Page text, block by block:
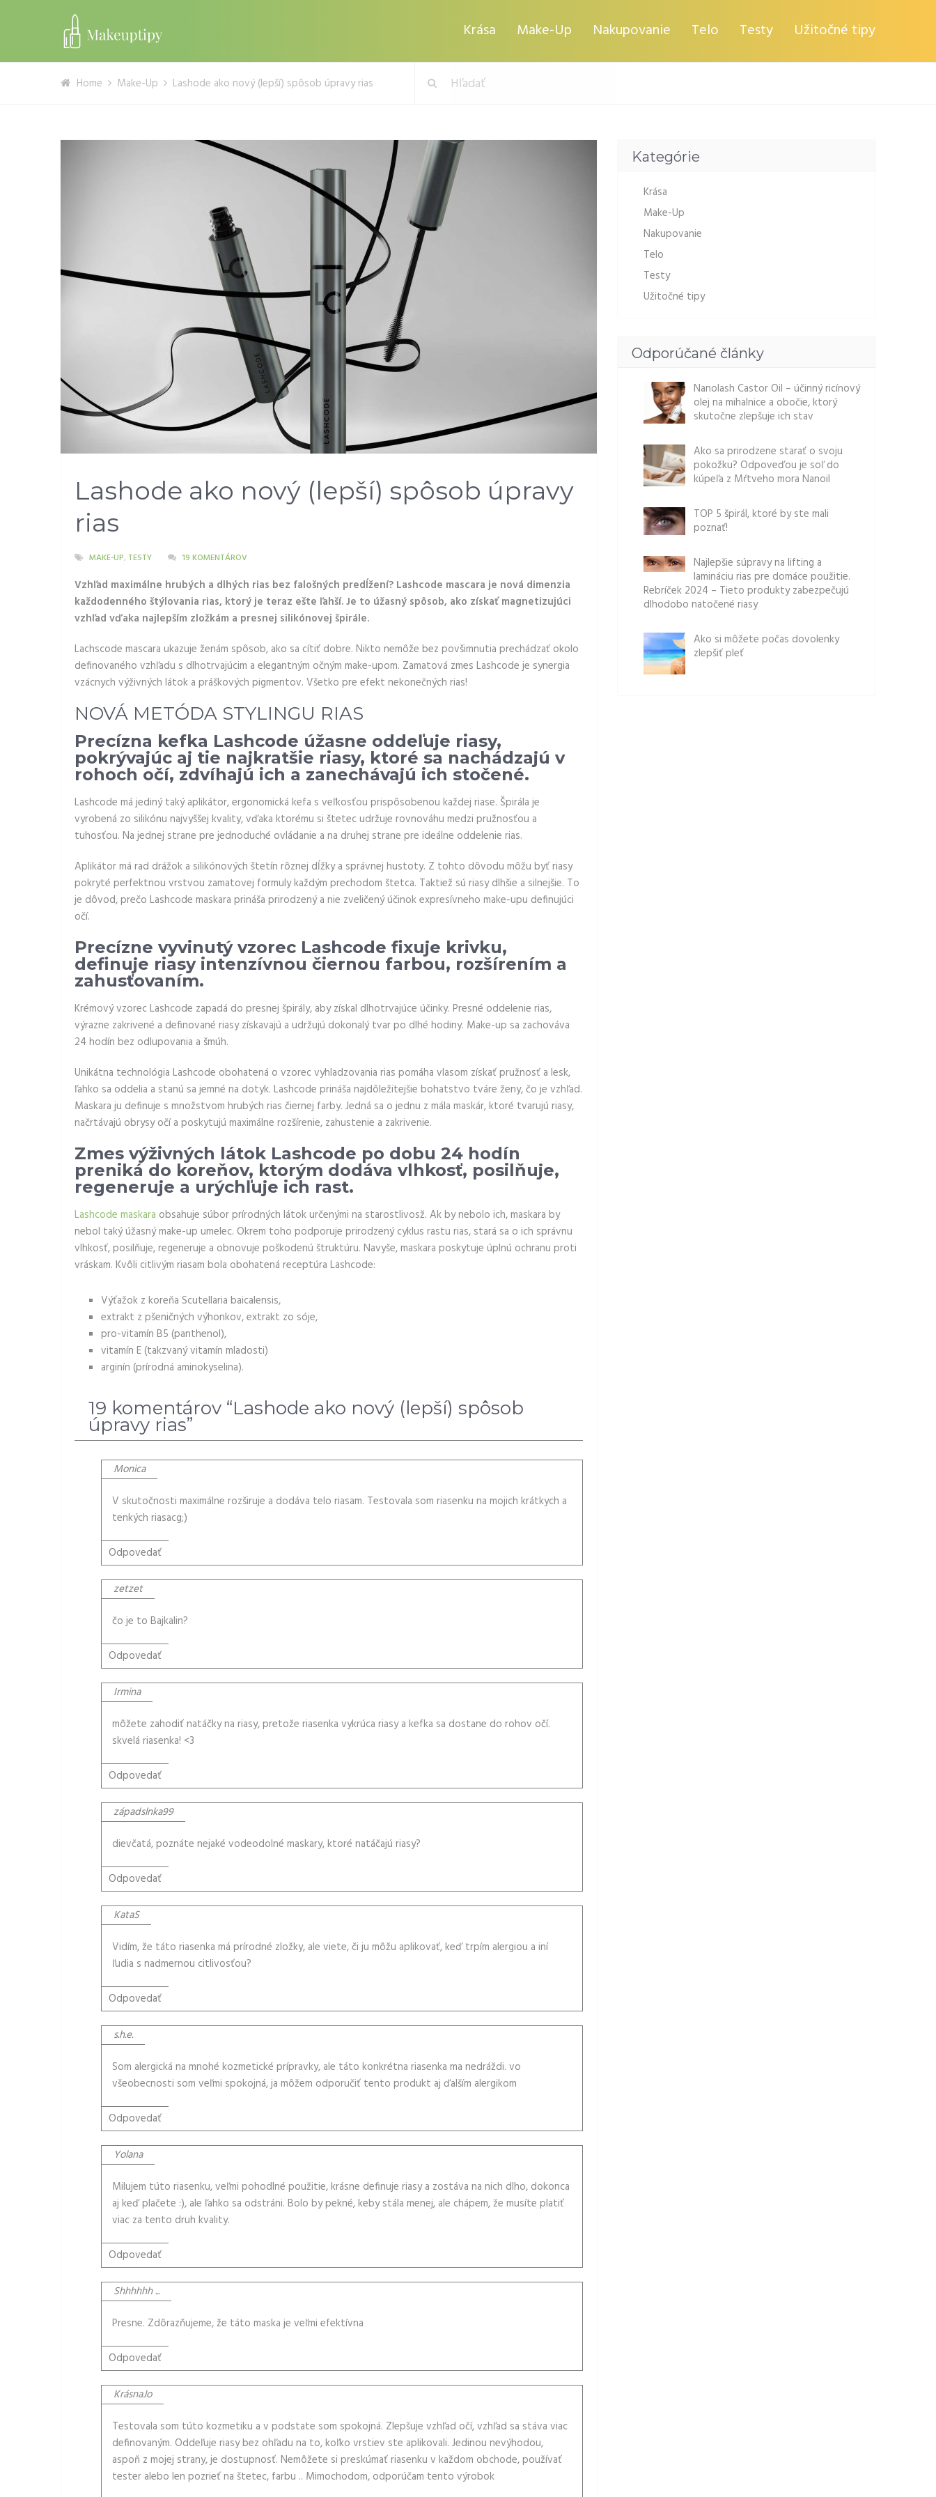
Krása Make-Up Nakupovanie Telo Testy Užitočné tipy
Home Make-Up Lashode ako nový (lepší) spôsob úpravy rias
Lashode ako nový (lepší) spôsob úpravy
rias
MAKE-UP, TESTY 19 KOMENTÁROV
Vzhľad maximálne hrubých a dlhých rias bez falošných predĺžení? Lashcode mascara je nová dimenzia
každodenného štýlovania rias, ktorý je teraz ešte ľahší. Je to úžasný spôsob, ako získať magnetizujúci
vzhľad vďaka najlepším zložkám a presnej silikónovej špirále.
Lachscode mascara ukazuje ženám spôsob, ako sa cítiť dobre. Nikto nemôže bez povšimnutia prechádzať okolo
definovaného vzhľadu s dlhotrvajúcim a elegantným očným make-upom. Zamatová zmes Lashcode je synergia
vzácnych výživných látok a práškových pigmentov. Všetko pre efekt nekonečných rias!
NOVÁ METÓDA STYLINGU RIAS
Precízna kefka Lashcode úžasne oddeľuje riasy,
pokrývajúc aj tie najkratšie riasy, ktoré sa nachádzajú v
rohoch očí, zdvíhajú ich a zanechávajú ich stočené.
Lashcode má jediný taký aplikátor, ergonomická kefa s veľkosťou prispôsobenou každej riase. Špirála je
vyrobená zo silikónu najvyššej kvality, vďaka ktorému si štetec udržuje rovnováhu medzi pružnosťou a
tuhosťou. Na jednej strane pre jednoduché ovládanie a na druhej strane pre ideálne oddelenie rias.
Aplikátor má rad drážok a silikónových štetín rôznej dĺžky a správnej hustoty. Z tohto dôvodu môžu byť riasy
pokryté perfektnou vrstvou zamatovej formuly každým prechodom štetca. Taktiež sú riasy dlhšie a silnejšie. To
je dôvod, prečo Lashcode maskara prináša prirodzený a nie zveličený účinok expresívneho make-upu definujúci
očí.
Precízne vyvinutý vzorec Lashcode fixuje krivku,
definuje riasy intenzívnou čiernou farbou, rozšírením a
zahusťovaním.
Krémový vzorec Lashcode zapadá do presnej špirály, aby získal dlhotrvajúce účinky. Presné oddelenie rias,
výrazne zakrivené a definované riasy získavajú a udržujú dokonalý tvar po dlhé hodiny. Make-up sa zachováva
24 hodín bez odlupovania a šmúh.
Unikátna technológia Lashcode obohatená o vzorec vyhladzovania rias pomáha vlasom získať pružnosť a lesk,
ľahko sa oddelia a stanú sa jemné na dotyk. Lashcode prináša najdôležitejšie bohatstvo tváre ženy, čo je vzhľad.
Maskara ju definuje s množstvom hrubých rias čiernej farby. Jedná sa o jednu z mála maskár, ktoré tvarujú riasy,
načrtávajú obrysy očí a poskytujú maximálne rozšírenie, zahustenie a zakrivenie.
Zmes výživných látok Lashcode po dobu 24 hodín
preniká do koreňov, ktorým dodáva vlhkosť, posilňuje,
regeneruje a urýchľuje ich rast.
Lashcode maskara obsahuje súbor prírodných látok určenými na starostlivosž. Ak by nebolo ich, maskara by
nebol taký úžasný make-up umelec. Okrem toho podporuje prirodzený cyklus rastu rias, stará sa o ich správnu
vlhkosť, posilňuje, regeneruje a obnovuje poškodenú štruktúru. Navyše, maskara poskytuje úplnú ochranu proti
vráskam. Kvôli citlivým riasam bola obohatená receptúra Lashcode:
Výťažok z koreňa Scutellaria baicalensis,
extrakt z pšeničných výhonkov, extrakt zo sóje,
pro-vitamín B5 (panthenol),
vitamín E (takzvaný vitamín mladosti)
arginín (prírodná aminokyselina).
19 komentárov “Lashode ako nový (lepší) spôsob
úpravy rias”
Monica
V skutočnosti maximálne rozširuje a dodáva telo riasam. Testovala som riasenku na mojich krátkych a
tenkých riasacg;)
Odpovedať
zetzet
čo je to Bajkalin?
Odpovedať
Irmina
môžete zahodiť natáčky na riasy, pretože riasenka vykrúca riasy a kefka sa dostane do rohov očí.
skvelá riasenka! <3
Odpovedať
západslnka99
dievčatá, poznáte nejaké vodeodolné maskary, ktoré natáčajú riasy?
Odpovedať
KataS
Vidím, že táto riasenka má prírodné zložky, ale viete, či ju môžu aplikovať, keď trpím alergiou a iní
ľudia s nadmernou citlivosťou?
Odpovedať
s.h.e.
Som alergická na mnohé kozmetické prípravky, ale táto konkrétna riasenka ma nedráždi. vo
všeobecnosti som veľmi spokojná, ja môžem odporučiť tento produkt aj ďalším alergikom
Odpovedať
Yolana
Milujem túto riasenku, veľmi pohodlné použitie, krásne definuje riasy a zostáva na nich dlho, dokonca
aj keď plačete :), ale ľahko sa odstráni. Bolo by pekné, keby stála menej, ale chápem, že musíte platiť
viac za tento druh kvality.
Odpovedať
Shhhhhh ...
Presne. Zdôrazňujeme, že táto maska ​​je veľmi efektívna
Odpovedať
KrásnaJo
Testovala som túto kozmetiku a v podstate som spokojná. Zlepšuje vzhľad očí, vzhľad sa stáva viac
definovaným. Oddeľuje riasy bez ohľadu na to, koľko vrstiev ste aplikovali. Jedinou nevýhodou,
aspoň z mojej strany, je dostupnosť. Nemôžete si preskúmať riasenku v každom obchode, používať
tester alebo len pozrieť na štetec, farbu .. Mimochodom, odporúčam tento výrobok
Kategórie
Krása
Make-Up
Nakupovanie
Telo
Testy
Užitočné tipy
Odporúčané články
Nanolash Castor Oil – účinný ricínový
olej na mihalnice a obočie, ktorý
skutočne zlepšuje ich stav
Ako sa prirodzene starať o svoju
pokožku? Odpoveďou je soľ do
kúpeľa z Mŕtveho mora Nanoil
TOP 5 špirál, ktoré by ste mali
poznať!
Najlepšie súpravy na lifting a
lamináciu rias pre domáce použitie.
Rebríček 2024 – Tieto produkty zabezpečujú
dlhodobo natočené riasy
Ako si môžete počas dovolenky
zlepšiť pleť